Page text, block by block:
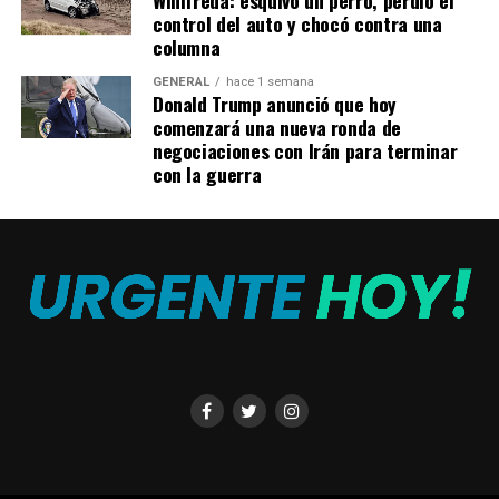
fútbol», acompañado por una foto suya con la camiseta
de Central Córdoba.
TEMAS RELACIONADOS:
Se conoció el verdadero motivo por el que echaron a
Marcela Pagano de América: “Me maltrató”
la ayudó durante las convulsiones de su hija
control del auto y chocó contra una
columna
GENERAL hace 1 semana
Donald Trump anunció que hoy
comenzará una nueva ronda de
negociaciones con Irán para terminar
con la guerra